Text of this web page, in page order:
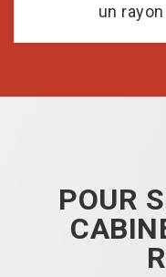
un
POUR